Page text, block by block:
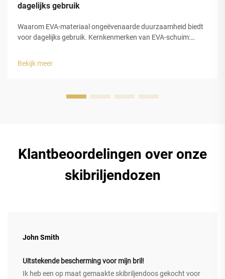
dagelijks gebruik
Waarom EVA-materiaal ongeëvenaarde duurzaamheid biedt
voor dagelijks gebruik. Kernkenmerken van EVA-schuim:
drie belangrijke eigenschappen die het zo …
Bekijk meer
Klantbeoordelingen over onze
skibriljendozen
John Smith
Uitstekende bescherming voor mijn bril!
Ik heb een op maat gemaakte skibriljendoos gekocht voor